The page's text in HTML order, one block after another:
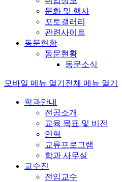
문화 및 행사
포토갤러리
관련사이트
동문현황
동문현황
동문소식
모바일 메뉴 열기 전체 메뉴 열기
학과안내
전공소개
교육 목표 및 비전
연혁
교류프로그램
학과 사무실
교수진
전임교수